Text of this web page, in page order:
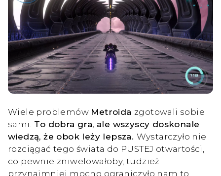
Wiele problemów Metroida zgotowali sobie
sami. To dobra gra, ale wszyscy doskonale
wiedzą, że obok leży lepsza. Wystarczyło nie
rozciągać tego świata do PUSTEJ otwartości,
co pewnie zniwelowałoby, tudzież
przynajmniej mocno ograniczyło nam to